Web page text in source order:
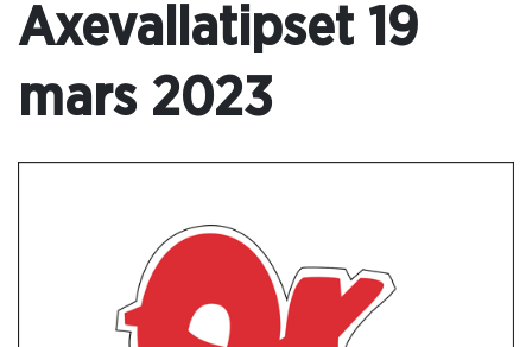
Axevallatipset 19
mars 2023